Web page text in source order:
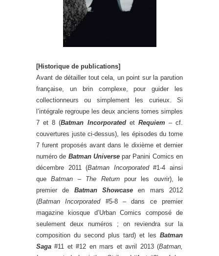
[Historique de publications]
Avant de détailler tout cela, un point sur la parution
française, un brin complexe, pour guider les
collectionneurs ou simplement les curieux. Si
l’intégrale regroupe les deux anciens tomes simples
7 et 8 (Batman Incorporatedet Requiem – cf.
couvertures juste ci-dessus), les épisodes du tome
7 furent proposés avant dans le dixième et dernier
numéro de Batman Universepar Panini Comics en
décembre 2011 (Batman Incorporated#1-4 ainsi
queBatman – The Returnpour les ouvrir), le
premier de Batman Showcase en mars 2012
(Batman Incorporated#5-8 – dans ce premier
magazine kiosque d’Urban Comics composé de
seulement deux numéros ; on reviendra sur la
composition du second plus tard) et les Batman
Saga #11 et #12 en mars et avril 2013 (Batman,